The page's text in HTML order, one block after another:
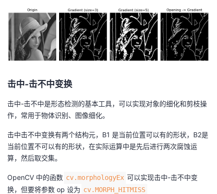
击中-击不中变换
击中-击不中是形态检测的基本工具，可以实现对象的细化和剪枝操
作，常用于物体识别、图像细化。
击中击不中变换有两个结构元，B1 是当前位置可以有的形状，B2是
当前位置不可以有的形状，在实际运算中是先后进行两次腐蚀运
算，然后取交集。
OpenCV 中的函数 cv.morphologyEx 可以实现击中-击不中变
换，但要将参数 op 设为 cv.MORPH_HITMISS